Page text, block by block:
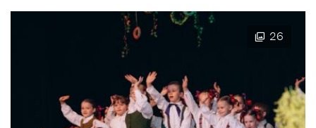
26